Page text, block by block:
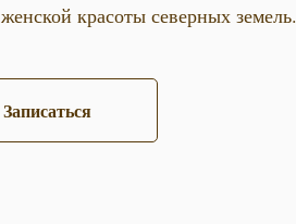
красоты северных земель.
Записаться